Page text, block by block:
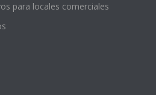
para locales comerciales